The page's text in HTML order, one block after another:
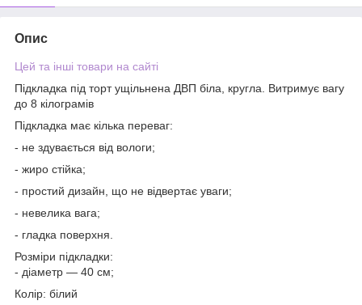
Опис
Цей та інші товари на сайті
Підкладка під торт ущільнена ДВП біла, кругла. Витримує вагу
до 8 кілограмів
Підкладка має кілька переваг:
- не здувається від вологи;
- жиро стійка;
- простий дизайн, що не відвертає уваги;
- невелика вага;
- гладка поверхня.
Розміри підкладки:
- діаметр — 40 см;
Колір: білий